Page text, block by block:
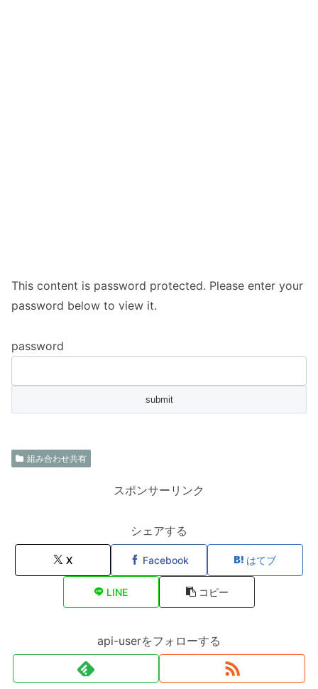
This content is password protected. Please enter your
password below to view it.
password
組み合わせ共有
スポンサーリンク
シェアする
X Facebook はてブ
LINE コピー
api-userをフォローする